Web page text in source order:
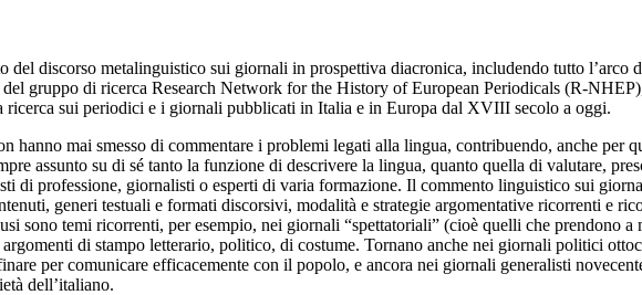
del discorso metalinguistico sui giornali in prospettiva diacronica, includendo tutto
gruppo di ricerca Research Network for the History of European Periodicals (R-
ricerca sui periodici e i giornali pubblicati in Italia e in Europa dal XVIII secolo a oggi.
hanno mai smesso di commentare i problemi legati alla lingua, contribuendo, anche per
assunto su di sé tanto la funzione di descrivere la lingua, quanto quella di valutare,
di professione, giornalisti o esperti di varia formazione. Il commento linguistico sui
generi testuali e formati discorsivi, modalità e strategie argomentative ricorrenti e
sono temi ricorrenti, per esempio, nei giornali “spettatoriali” (cioè quelli che prendono
di stampo letterario, politico, di costume. Tornano anche nei giornali politici
per comunicare efficacemente con il popolo, e ancora nei giornali generalisti
dell’italiano.